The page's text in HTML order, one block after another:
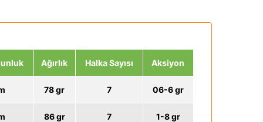
Ağırlık Halka Sayısı Aksiyon
78 gr 7 06-6 gr
86 gr 7 1-8 gr